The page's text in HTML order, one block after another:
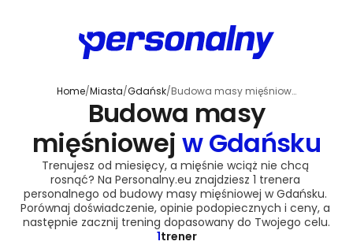
Home/Miasta/Gdańsk/ Budowa masy mięśniowej
Budowa masy
mięśniowej w Gdańsku
Trenujesz od miesięcy, a mięśnie wciąż nie chcą
rosnąć? Na Personalny.eu znajdziesz 1 trenera
personalnego od budowy masy mięśniowej w Gdańsku.
Porównaj doświadczenie, opinie podopiecznych i ceny, a
następnie zacznij trening dopasowany do Twojego celu.
1trener